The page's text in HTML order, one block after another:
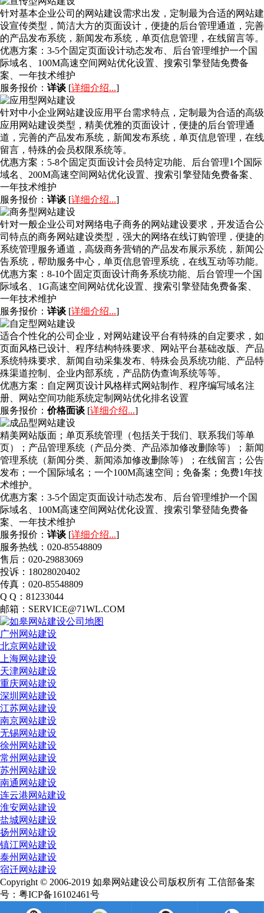
针对基本企业公司的网站建设需求出发，定制最为合适的网站建
设宣传类型，简洁大方的页面设计，便捷的后台管理通道，完善
的产品发布系统，新闻发布系统，单页信息管理，在线留言等。
优惠方案： 3-5个固定页面设计动态发布、后台管理维护一个国
际域名、100M高速空间网站优化设置、搜索引擎登陆免费备
案、一年技术维护
服务报价： 详谈 [详细介绍...]
针对中小企业网站建设应用平台需求特点，定制最为合适的高级
应用网站建设类型，精美优雅的页面设计，便捷的后台管理通
道，完善的产品发布系统，新闻发布系统，单页信息管理，在线
留言，特殊的会员权限系统等。
优惠方案： 5-8个固定页面设计会员特定功能、后台管理1个国际
域名、200M高速空间网站优化设置、搜索引擎登陆免费备案、
一年技术维护
服务报价： 详谈 [详细介绍...]
针对一般企业公司对网络电子商务的网站建设要求，开发适合公
司特点的商务网站建设类型，强大的网络在线订购管理，便捷的
系统管理服务通道，高级商务营销的产品发布展示系统，新闻公
告系统，帮助服务中心，单页信息管理系统，在线互动等功能。
优惠方案： 8-10个固定页面设计商务系统功能、后台管理一个国
际域名、1G高速空间网站优化设置、搜索引擎登陆免费备案、
一年技术维护
服务报价： 详谈 [详细介绍...]
适合个性化的公司企业，对网站建设平台有特殊的自定要求，如
页面风格已设计、程序结构特殊要求、网站平台基础改版、产品
系统特殊要求、新闻自动采集发布、特殊会员系统功能、产品特
殊渠道控制、企业内部系统，产品防伪查询系统等等。
优惠方案： 自定网页设计风格样式网站制作、程序编写域名注
册、网站空间功能系统定制网站优化排名设置
服务报价： 价格面谈 [详细介绍...]
精美网站版面；单页系统管理（包括关于我们、联系我们等单
页）；产品管理系统（产品分类、产品添加修改删除等）；新闻
管理系统（新闻分类、新闻添加修改删除等）；在线留言；公告
发布；一个国际域名；一个100M高速空间；免备案；免费1年技
术维护。
优惠方案： 3-5个固定页面设计动态发布、后台管理维护一个国
际域名、100M高速空间网站优化设置、搜索引擎登陆免费备
案、一年技术维护
服务报价： 详谈 [详细介绍...]
服务热线：020-85548809
售后：020-29883069
投诉：18028020402
传真：020-85548809
Q Q：81233044
邮箱：SERVICE@71WL.COM
广州网站建设
北京网站建设
上海网站建设
天津网站建设
重庆网站建设
深圳网站建设
江苏网站建设
南京网站建设
无锡网站建设
徐州网站建设
常州网站建设
苏州网站建设
南通网站建设
连云港网站建设
淮安网站建设
盐城网站建设
扬州网站建设
镇江网站建设
泰州网站建设
宿迁网站建设
Copyright © 2006-2019 如皋网站建设公司版权所有 工信部备案
号：粤ICP备16102461号